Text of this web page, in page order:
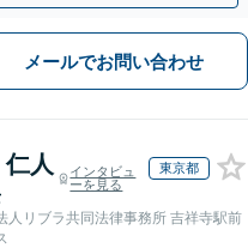
メールでお問い合わせ
人
インタビュ
ーを見る
東京都
人リブラ共同法律事務所 吉祥寺駅前